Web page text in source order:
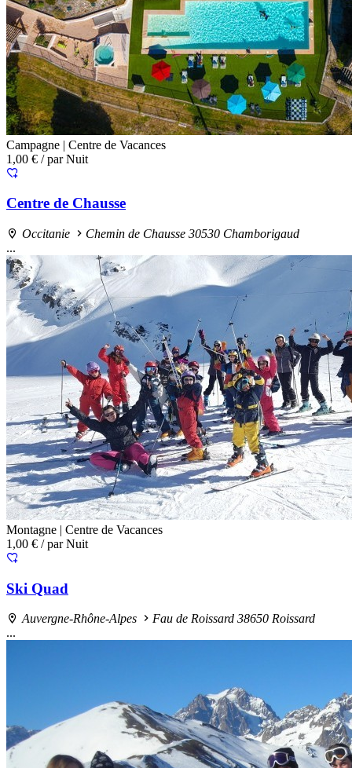
Campagne | Centre de Vacances
1,00 € / par Nuit
Centre de Chausse
Occitanie
Chemin de Chausse 30530 Chamborigaud
...
Montagne | Centre de Vacances
1,00 € / par Nuit
Ski Quad
Auvergne-Rhône-Alpes
Fau de Roissard 38650 Roissard
...